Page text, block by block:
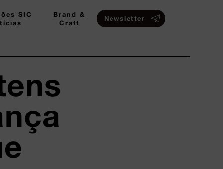
SIC
Brand &
Craft
Newsletter